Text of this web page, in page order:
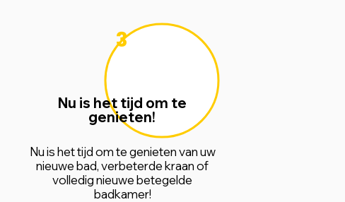
3
Nu is het tijd om te
genieten!
Nu is het tijd om te genieten van uw
nieuwe bad, verbeterde kraan of
volledig nieuwe betegelde
badkamer!